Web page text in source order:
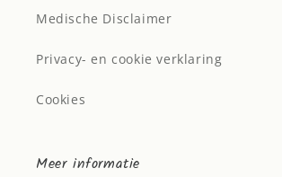
Medische Disclaimer
Privacy- en cookie verklaring
Cookies
Meer informatie